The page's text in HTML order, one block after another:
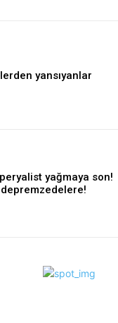
yansıyanlar
yağmaya son!